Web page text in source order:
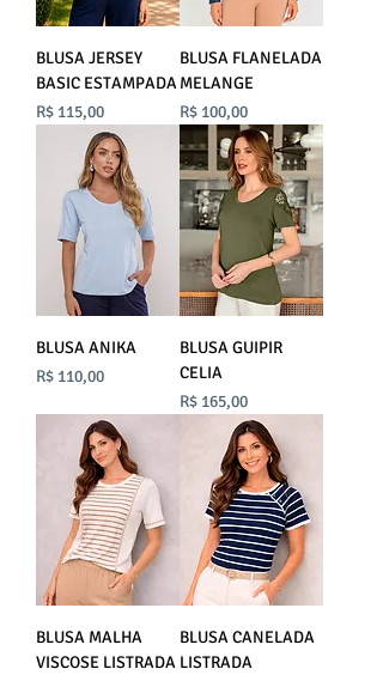
BLUSA JERSEY
BASIC ESTAMPADA
Preço
R$ 115,00
BLUSA FLANELADA
MELANGE
Preço
R$ 100,00
BLUSA ANIKA
Preço
R$ 110,00
BLUSA GUIPIR
CELIA
Preço
R$ 165,00
BLUSA MALHA
VISCOSE LISTRADA
BLUSA CANELADA
LISTRADA